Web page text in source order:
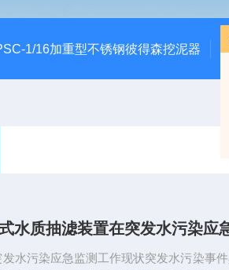
1/16加重型不锈钢彼得森挖泥器
水污染应急监测工作现状突发水污染事件